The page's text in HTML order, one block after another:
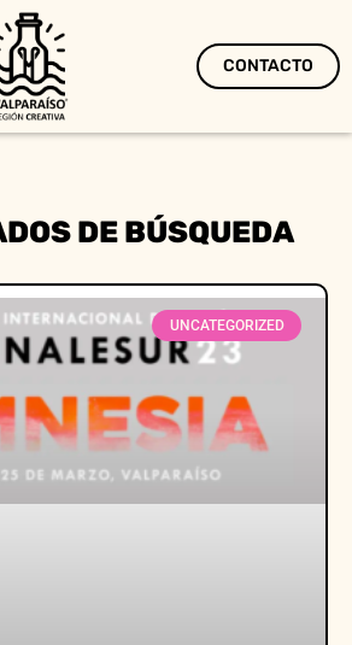
CONTACTO
DE BÚSQUEDA
UNCATEGORIZED